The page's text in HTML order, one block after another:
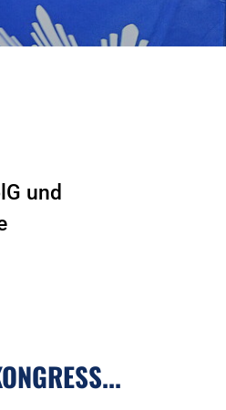
und